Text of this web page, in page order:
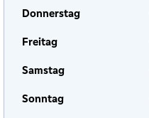
Donnerstag
Freitag
Samstag
Sonntag